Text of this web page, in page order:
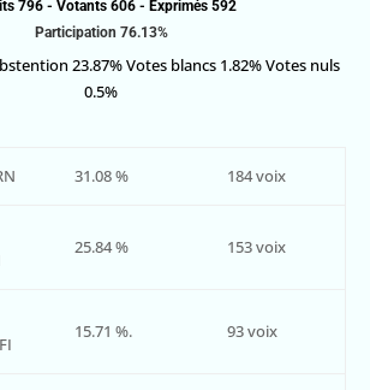
796 - Votants 606 - Exprimés 592
Participation 76.13%
23.87%Votes blancs 1.82%Votes nuls
0.5%
31.08 % 184 voix
25.84 % 153 voix
15.71 %. 93 voix